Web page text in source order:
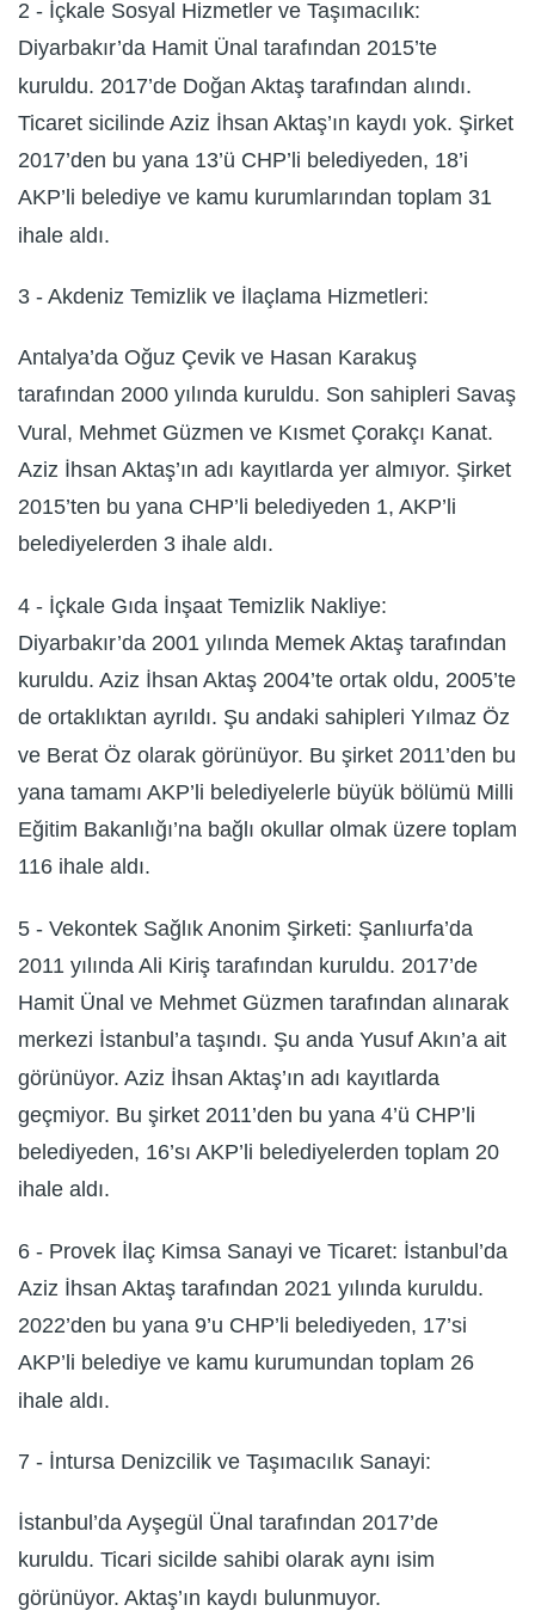
2 - İçkale Sosyal Hizmetler ve Taşımacılık:
Diyarbakır’da Hamit Ünal tarafından 2015’te
kuruldu. 2017’de Doğan Aktaş tarafından alındı.
Ticaret sicilinde Aziz İhsan Aktaş’ın kaydı yok. Şirket
2017’den bu yana 13’ü CHP’li belediyeden, 18’i
AKP’li belediye ve kamu kurumlarından toplam 31
ihale aldı.
3 - Akdeniz Temizlik ve İlaçlama Hizmetleri:
Antalya’da Oğuz Çevik ve Hasan Karakuş
tarafından 2000 yılında kuruldu. Son sahipleri Savaş
Vural, Mehmet Güzmen ve Kısmet Çorakçı Kanat.
Aziz İhsan Aktaş’ın adı kayıtlarda yer almıyor. Şirket
2015’ten bu yana CHP’li belediyeden 1, AKP’li
belediyelerden 3 ihale aldı.
4 - İçkale Gıda İnşaat Temizlik Nakliye:
Diyarbakır’da 2001 yılında Memek Aktaş tarafından
kuruldu. Aziz İhsan Aktaş 2004’te ortak oldu, 2005’te
de ortaklıktan ayrıldı. Şu andaki sahipleri Yılmaz Öz
ve Berat Öz olarak görünüyor. Bu şirket 2011’den bu
yana tamamı AKP’li belediyelerle büyük bölümü Milli
Eğitim Bakanlığı’na bağlı okullar olmak üzere toplam
116 ihale aldı.
5 - Vekontek Sağlık Anonim Şirketi: Şanlıurfa’da
2011 yılında Ali Kiriş tarafından kuruldu. 2017’de
Hamit Ünal ve Mehmet Güzmen tarafından alınarak
merkezi İstanbul’a taşındı. Şu anda Yusuf Akın’a ait
görünüyor. Aziz İhsan Aktaş’ın adı kayıtlarda
geçmiyor. Bu şirket 2011’den bu yana 4’ü CHP’li
belediyeden, 16’sı AKP’li belediyelerden toplam 20
ihale aldı.
6 - Provek İlaç Kimsa Sanayi ve Ticaret: İstanbul’da
Aziz İhsan Aktaş tarafından 2021 yılında kuruldu.
2022’den bu yana 9’u CHP’li belediyeden, 17’si
AKP’li belediye ve kamu kurumundan toplam 26
ihale aldı.
7 - İntursa Denizcilik ve Taşımacılık Sanayi:
İstanbul’da Ayşegül Ünal tarafından 2017’de
kuruldu. Ticari sicilde sahibi olarak aynı isim
görünüyor. Aktaş’ın kaydı bulunmuyor.